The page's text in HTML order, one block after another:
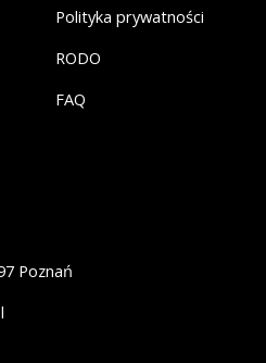
Polityka prywatności
RODO
FAQ
Poznań